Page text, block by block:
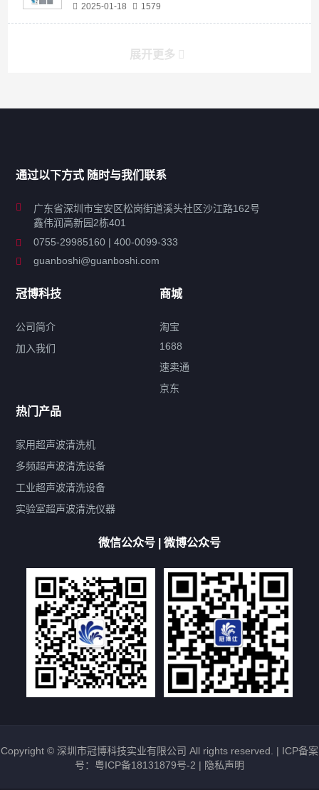
2025-01-18 1579
展开更多
工业超声波清洗设备
特种超声波洗净产品
超声波配件
产品标签
鼓泡 升降 抛动
带加热
功率可调
双波脱气
机械旋钮系列
厨具清洗机
超声波振板
高尔夫球杆清洗机
大型单槽带过滤系列
全自动/半自动系列
客户定制非标机参考
双槽三槽四槽五槽多槽系列
轮胎清洗机
多频 扫频
文章标签
超声波清洗机定制
超声波清洗机除油污
超声波清洗机除锈
超声波清洗机洗眼镜
通过以下方式 随时与我们联系
广东省深圳市宝安区松岗街道溪头社区沙江路162号
鑫伟润高新园2栋401
0755-29985160 | 400-0099-333
guanboshi@guanboshi.com
冠博科技
公司简介
加入我们
商城
淘宝
1688
速卖通
京东
热门产品
家用超声波清洗机
多频超声波清洗设备
工业超声波清洗设备
实验室超声波清洗仪器
微信公众号 | 微博公众号
Copyright © 深圳市冠博科技实业有限公司 All rights reserved. | ICP备案
号：粤ICP备18131879号-2 | 隐私声明